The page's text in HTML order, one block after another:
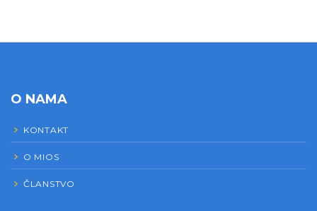
O NAMA
KONTAKT
O MIOS
ČLANSTVO